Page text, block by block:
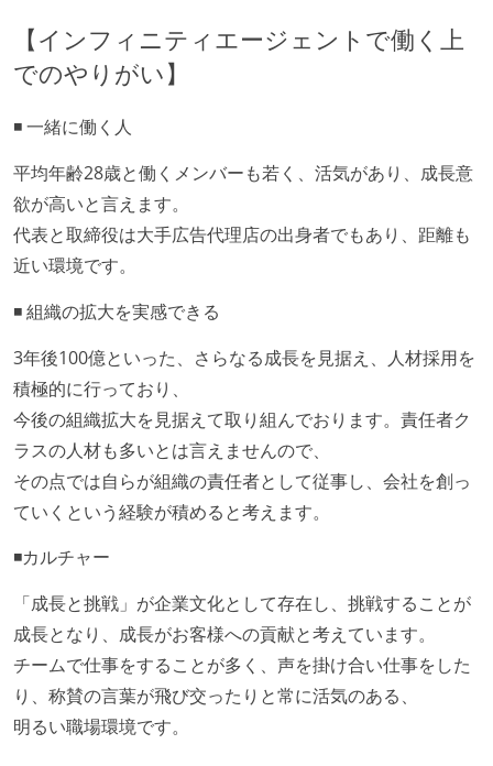
【インフィニティエージェントで働く上
でのやりがい】
◾️ 一緒に働く人
平均年齢28歳と働くメンバーも若く、活気があり、成長意
欲が高いと言えます。
代表と取締役は大手広告代理店の出身者でもあり、距離も
近い環境です。
◾️ 組織の拡大を実感できる
3年後100億といった、さらなる成長を見据え、人材採用を
積極的に行っており、
今後の組織拡大を見据えて取り組んでおります。責任者ク
ラスの人材も多いとは言えませんので、
その点では自らが組織の責任者として従事し、会社を創っ
ていくという経験が積めると考えます。
◾️カルチャー
「成長と挑戦」が企業文化として存在し、挑戦することが
成長となり、成長がお客様への貢献と考えています。
チームで仕事をすることが多く、声を掛け合い仕事をした
り、称賛の言葉が飛び交ったりと常に活気のある、
明るい職場環境です。